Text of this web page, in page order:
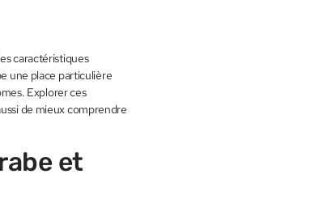
caractéristiques
une place particulière
Explorer ces
de mieux comprendre
et